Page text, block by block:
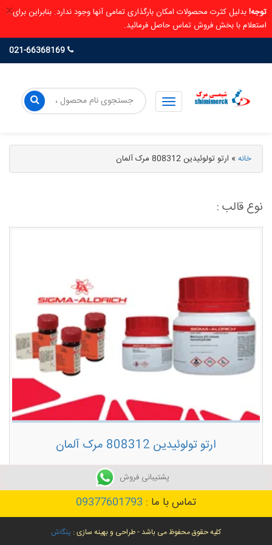
× توجه!بدلیل کثرت محصولات امکان بارگذاری تمامی آنها وجود ندارد. بنابراین برای
استعلام با بخش فروش تماس حاصل فرمائید.
خانه» ارتو تولوئیدین 808312 مرک آلمان
نوع قالب :
ارتو تولوئیدین 808312 مرک آلمان
توضیحات بیشتر
تماس با ما : 09377601793
کلیه حقوق محفوظ می باشد - طراحی و بهینه سازی : پنگاش
پشتیبانی فروش